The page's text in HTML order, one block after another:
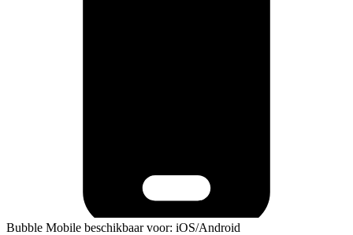
Bubble Mobile beschikbaar voor: iOS/Android